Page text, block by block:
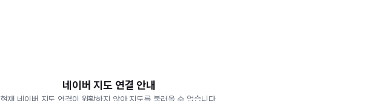
네이버 지도 연결 안내
현재 네이버 지도 연결이 원활하지 않아 지도를 불러올 수 없습니다.